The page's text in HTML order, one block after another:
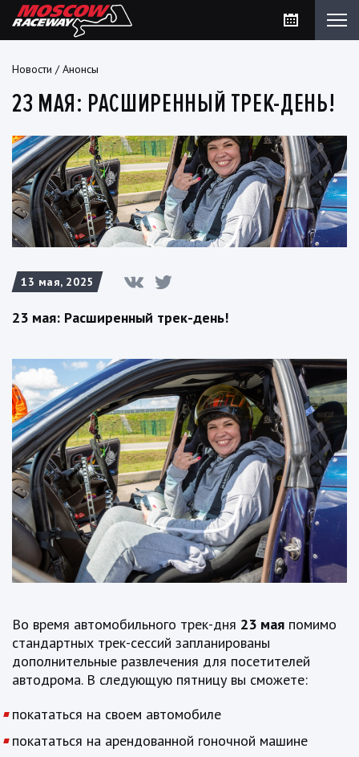
Новости /Анонсы
23 МАЯ: РАСШИРЕННЫЙ ТРЕК-ДЕНЬ!
13 мая, 2025
23 мая: Расширенный трек-день!
Во время автомобильного трек-дня 23 мая помимо
стандартных трек-сессий запланированы
дополнительные развлечения для посетителей
автодрома. В следующую пятницу вы сможете:
покататься на своем автомобиле
покататься на арендованной гоночной машине